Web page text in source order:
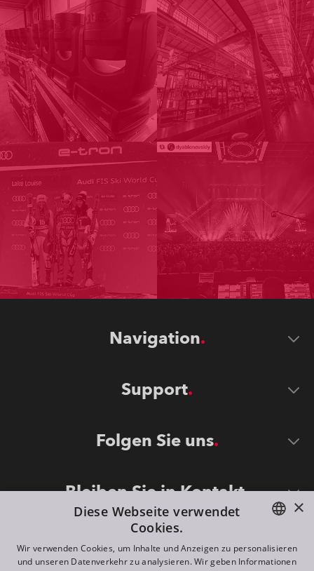
Navigation
Support
Folgen Sie uns
Bleiben Sie in Kontakt
ENGLISH
×
Diese Webseite verwendet
Cookies.
Wir verwenden Cookies, um Inhalte und Anzeigen zu personalisieren
und unseren Datenverkehr zu analysieren. Wir geben Informationen